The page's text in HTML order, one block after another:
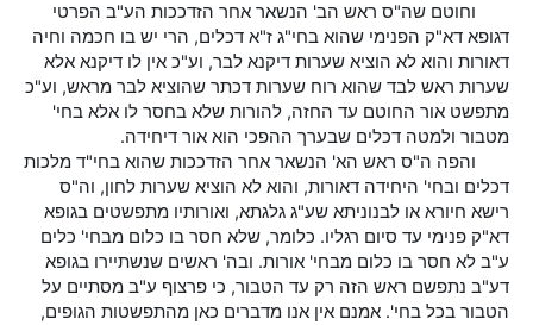
וחוטם שה"ס ראש הב' הנשאר אחר הזדככות הע"ב הפרטי
דגופא דא"ק הפנימי שהוא בחי"ג ז"א דכלים, הרי יש בו חכמה וחיה
דאורות והוא לא הוציא שערות דיקנא לבר, וע"כ אין לו דיקנא אלא
שערות ראש לבד שהוא רוח שערות דכתר שהוציא לבר מראש, וע"כ
מתפשט אור החוטם עד החזה, להורות שלא בחסר לו אלא בחי'
מטבור ולמטה דכלים שבערך ההפכי הוא אור דיחידה.
והפה ה"ס ראש הא' הנשאר אחר הזדככות שהוא בחי"ד מלכות
דכלים ובחי' היחידה דאורות, והוא לא הוציא שערות לחון, וה"ס
רישא חיורא או לבנוניתא שע"ג גלגתא, ואורותיו מתפשטים בגופא
דא"ק פנימי עד סיום רגליו. כלומר, שלא חסר בו כלום מבחי' כלים
ע"ב לא חסר בו כלום מבחי' אורות. ובה' ראשים שנשתיירו בגופא
דע"ב נתפשם ראש הזה רק עד הטבור, כי פרצוף ע"ב מסתיים על
הטבור בכל בחי'. אמנם אין אנו מדברים כאן מהתפשטות הגופים,